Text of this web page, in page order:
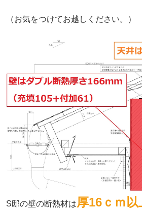
（お気をつけてお越しください。）
S邸の壁の断熱材は厚16ｃｍ以